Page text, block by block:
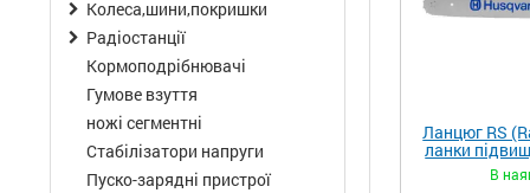
Ланцюг RS
ланки
В
Колеса,шини,покришки
Радіостанції
Кормоподрібнювачі
Гумове взуття
ножі сегментні
Стабілізатори напруги
Пуско-зарядні пристрої